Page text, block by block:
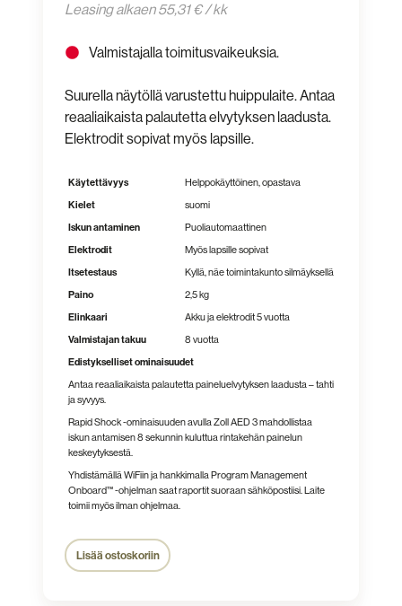
Leasing alkaen 55,31 € / kk
Valmistajalla toimitusvaikeuksia.
Suurella näytöllä varustettu huippulaite. Antaa
reaaliaikaista palautetta elvytyksen laadusta.
Elektrodit sopivat myös lapsille.
Käytettävyys
Helppokäyttöinen, opastava
Kielet
suomi
Iskun antaminen
Puoliautomaattinen
Elektrodit
Myös lapsille sopivat
Itsetestaus
Kyllä, näe toimintakunto silmäyksellä
Paino
2,5 kg
Elinkaari
Akku ja elektrodit 5 vuotta
Valmistajan takuu
8 vuotta
Edistykselliset ominaisuudet
Antaa reaaliaikaista palautetta paineluelvytyksen laadusta – tahti
ja syvyys.
Rapid Shock -ominaisuuden avulla Zoll AED 3 mahdollistaa
iskun antamisen 8 sekunnin kuluttua rintakehän painelun
keskeytyksestä.
Yhdistämällä WiFiin ja hankkimalla Program Management
Onboard™ -ohjelman saat raportit suoraan sähköpostiisi. Laite
toimii myös ilman ohjelmaa.
Lisää ostoskoriin